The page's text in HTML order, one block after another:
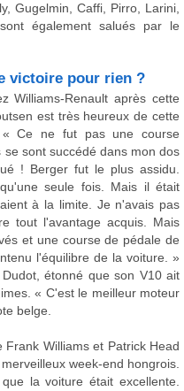
Gugelmin, Caffi, Pirro, Larini,
également salués par le
victoire pour rien ?
Williams-Renault après cette
est très heureux de cette
« Ce ne fut pas une course
sont succédé dans mon dos
! Berger fut le plus assidu.
seule fois. Mais il était
à la limite. Je n'avais pas
tout l'avantage acquis. Mais
et une course de pédale de
l'équilibre de la voiture. »
étonné que son V10 ait
« C'est le meilleur moteur
belge.
Williams et Patrick Head
week-end hongrois.
la voiture était excellente.